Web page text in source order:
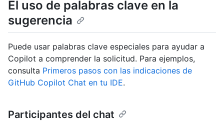
El uso de palabras clave en la
sugerencia
Puede usar palabras clave especiales para ayudar a
Copilot a comprender la solicitud. Para ejemplos,
consulta Primeros pasos con las indicaciones de
GitHub Copilot Chat en tu IDE.
Participantes del chat